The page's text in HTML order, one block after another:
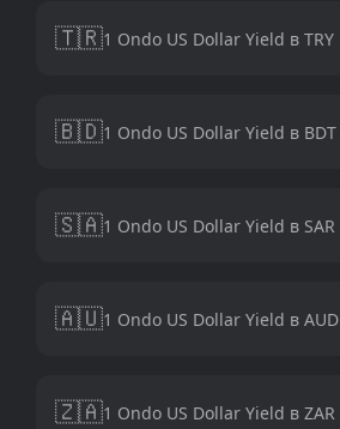
🇹🇷1 Ondo US Dollar Yield в TRY
🇧🇩1 Ondo US Dollar Yield в BDT
🇸🇦1 Ondo US Dollar Yield в SAR
🇦🇺1 Ondo US Dollar Yield в AUD
🇿🇦1 Ondo US Dollar Yield в ZAR